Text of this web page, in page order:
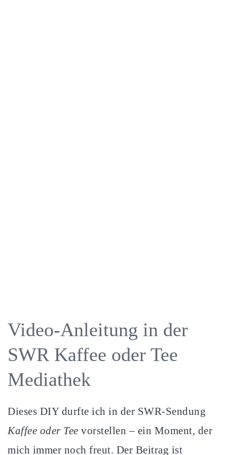
Video-Anleitung in der
SWR Kaffee oder Tee
Mediathek
Dieses DIY durfte ich in der SWR-Sendung
Kaffee oder Tee vorstellen – ein Moment, der
mich immer noch freut. Der Beitrag ist